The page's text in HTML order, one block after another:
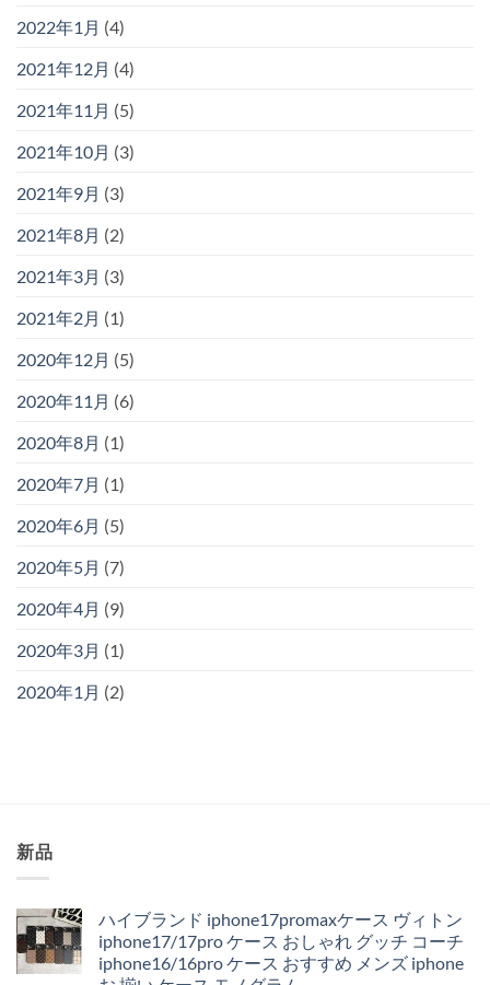
2022年1月 (4)
2021年12月 (4)
2021年11月 (5)
2021年10月 (3)
2021年9月 (3)
2021年8月 (2)
2021年3月 (3)
2021年2月 (1)
2020年12月 (5)
2020年11月 (6)
2020年8月 (1)
2020年7月 (1)
2020年6月 (5)
2020年5月 (7)
2020年4月 (9)
2020年3月 (1)
2020年1月 (2)
新品
ハイブランド iphone17promaxケース ヴィトン
iphone17/17pro ケース おしゃれ グッチ コーチ
iphone16/16pro ケース おすすめ メンズ iphone